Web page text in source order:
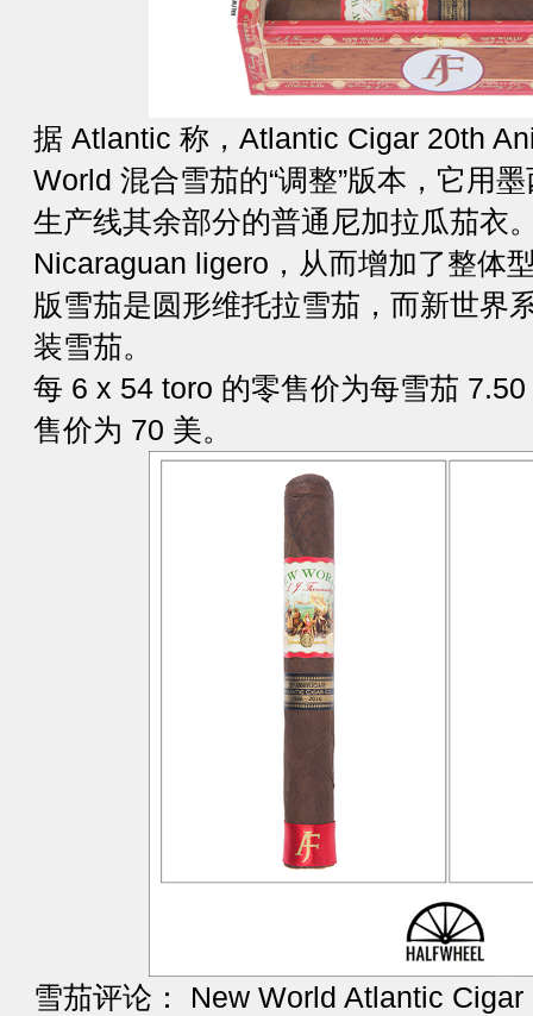
据 Atlantic 称，Atlantic Cigar 20th
World 混合雪茄的“调整”版本，它用
生产线其余部分的普通尼加拉瓜茄衣
Nicaraguan ligero，从而增加了整体
版雪茄是圆形维托拉雪茄，而新世界
装雪茄。
每 6 x 54 toro 的零售价为每雪茄
售价为 70 美。
雪茄评论： New World Atlantic